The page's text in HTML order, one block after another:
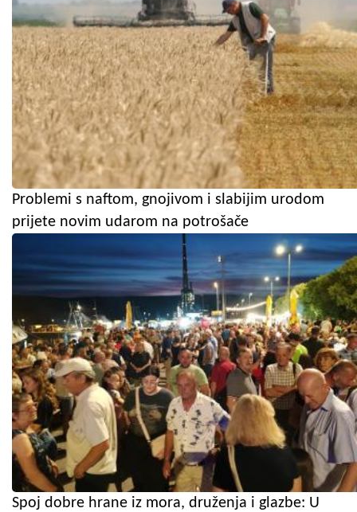
Problemi s naftom, gnojivom i slabijim urodom
prijete novim udarom na potrošače
Spoj dobre hrane iz mora, druženja i glazbe: U